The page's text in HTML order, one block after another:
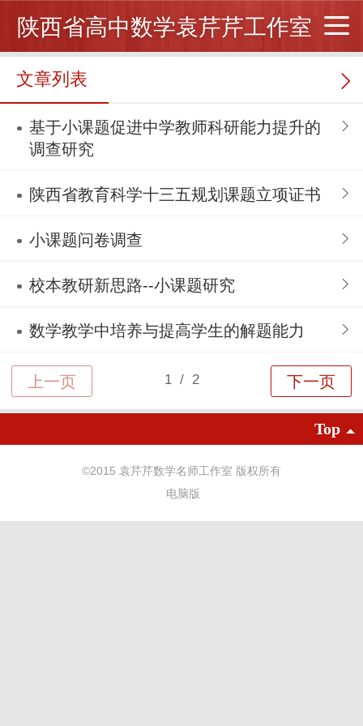
陕西省高中数学袁芹芹工作室
文章列表
基于小课题促进中学教师科研能力提升的
调查研究
陕西省教育科学十三五规划课题立项证书
小课题问卷调查
校本教研新思路--小课题研究
数学教学中培养与提高学生的解题能力
Top
©2015 袁芹芹数学名师工作室 版权所有
电脑版